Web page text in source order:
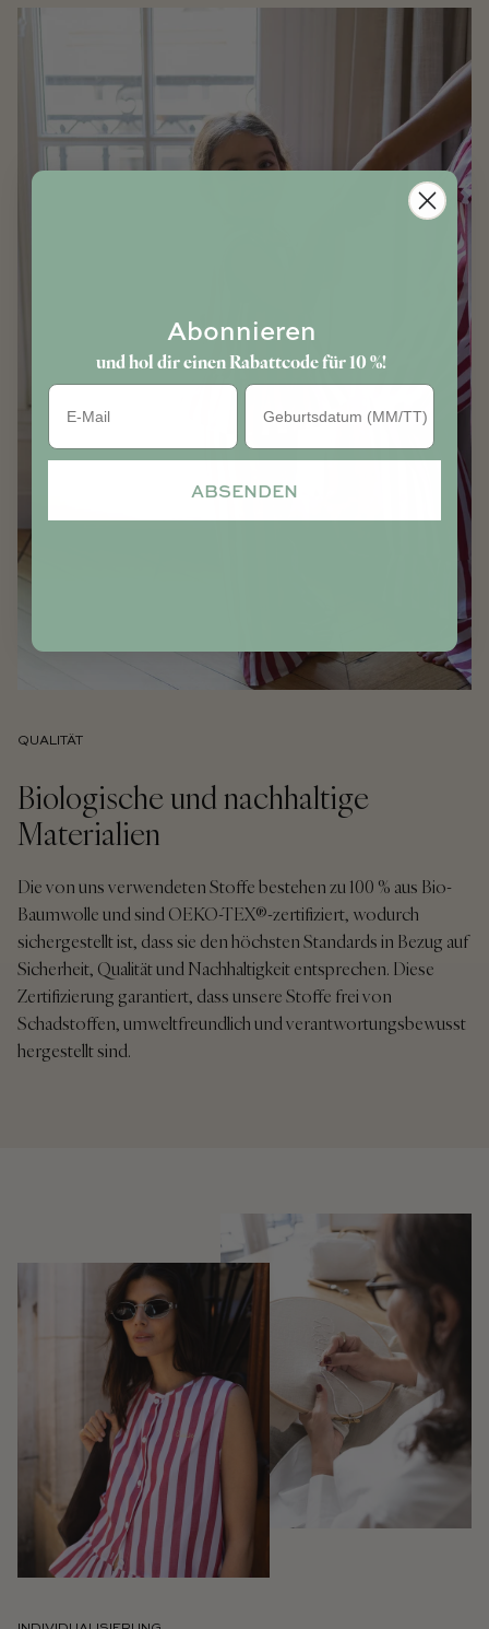
QUALITÄT
Biologische und nachhaltige
Materialien
Die von uns verwendeten Stoffe bestehen zu 100 % aus Bio-
Baumwolle und sind OEKO-TEX®-zertifiziert, wodurch
sichergestellt ist, dass sie den höchsten Standards in Bezug auf
Sicherheit, Qualität und Nachhaltigkeit entsprechen. Diese
Zertifizierung garantiert, dass unsere Stoffe frei von
Schadstoffen, umweltfreundlich und verantwortungsbewusst
hergestellt sind.
Abonnieren
und hol dir einen Rabattcode für 10 %!
Geburtstag
ABSENDEN